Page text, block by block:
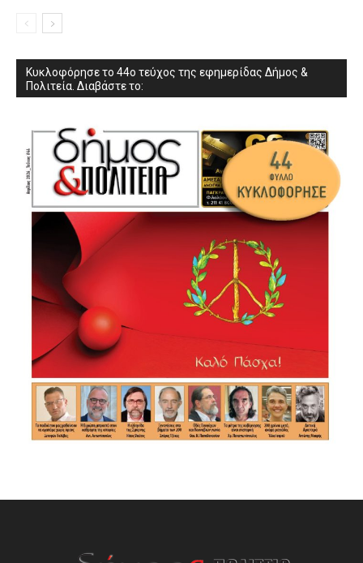
Κυκλοφόρησε το 44ο τεύχος της εφημερίδας Δήμος &
Πολιτεία. Διαβάστε το: